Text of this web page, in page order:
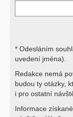
* Odesláním
uvedení jména).
Redakce nemá
budou ty otázky,
i pro ostatní
Informace